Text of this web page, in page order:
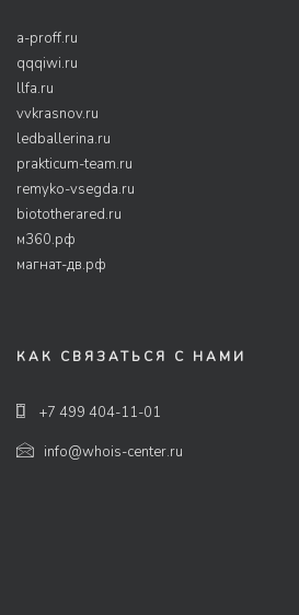
a-proff.ru
qqqiwi.ru
llfa.ru
vvkrasnov.ru
ledballerina.ru
prakticum-team.ru
remyko-vsegda.ru
biototherared.ru
м360.рф
магнат-дв.рф
КАК СВЯЗАТЬСЯ С НАМИ
+7 499 404-11-01
info@whois-center.ru